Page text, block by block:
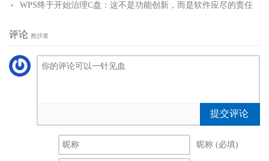
WPS终于开始治理C盘：这不是功能创新，而是软件应尽的责任
评论 抢沙发
提交评论
昵称 (必填)